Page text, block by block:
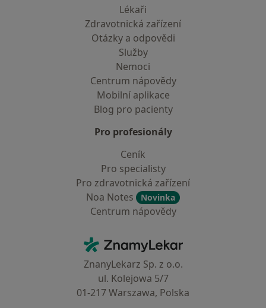
Lékaři
Zdravotnická zařízení
Otázky a odpovědi
Služby
Nemoci
Centrum nápovědy
Mobilní aplikace
Blog pro pacienty
Pro profesionály
Ceník
Pro specialisty
Pro zdravotnická zařízení
Noa Notes
Novinka
Centrum nápovědy
ZnamyLekar - Hlavní stránka
ZnanyLekarz Sp. z o.o.
ul. Kolejowa 5/7
01-217 Warszawa, Polska